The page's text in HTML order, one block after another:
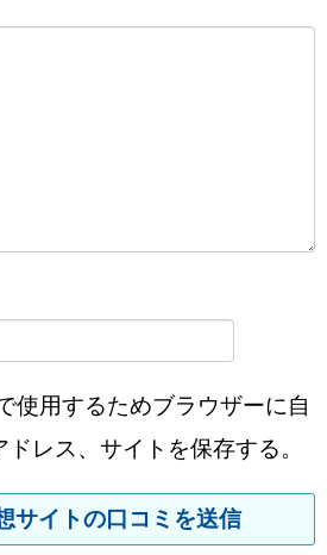
使用するためブラウザーに自
レス、サイトを保存する。